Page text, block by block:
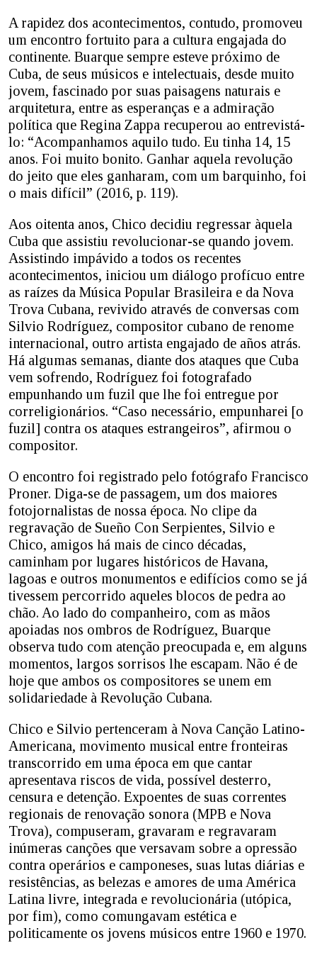
A rapidez dos acontecimentos, contudo, promoveu
um encontro fortuito para a cultura engajada do
continente. Buarque sempre esteve próximo de
Cuba, de seus músicos e intelectuais, desde muito
jovem, fascinado por suas paisagens naturais e
arquitetura, entre as esperanças e a admiração
política que Regina Zappa recuperou ao entrevistá-
lo: “Acompanhamos aquilo tudo. Eu tinha 14, 15
anos. Foi muito bonito. Ganhar aquela revolução
do jeito que eles ganharam, com um barquinho, foi
o mais difícil” (2016, p. 119).
Aos oitenta anos, Chico decidiu regressar àquela
Cuba que assistiu revolucionar-se quando jovem.
Assistindo impávido a todos os recentes
acontecimentos, iniciou um diálogo profícuo entre
as raízes da Música Popular Brasileira e da Nova
Trova Cubana, revivido através de conversas com
Silvio Rodríguez, compositor cubano de renome
internacional, outro artista engajado de años atrás.
Há algumas semanas, diante dos ataques que Cuba
vem sofrendo, Rodríguez foi fotografado
empunhando um fuzil que lhe foi entregue por
correligionários. “Caso necessário, empunharei [o
fuzil] contra os ataques estrangeiros”, afirmou o
compositor.
O encontro foi registrado pelo fotógrafo Francisco
Proner. Diga-se de passagem, um dos maiores
fotojornalistas de nossa época. No clipe da
regravação de Sueño Con Serpientes, Silvio e
Chico, amigos há mais de cinco décadas,
caminham por lugares históricos de Havana,
lagoas e outros monumentos e edifícios como se já
tivessem percorrido aqueles blocos de pedra ao
chão. Ao lado do companheiro, com as mãos
apoiadas nos ombros de Rodríguez, Buarque
observa tudo com atenção preocupada e, em alguns
momentos, largos sorrisos lhe escapam. Não é de
hoje que ambos os compositores se unem em
solidariedade à Revolução Cubana.
Chico e Silvio pertenceram à Nova Canção Latino-
Americana, movimento musical entre fronteiras
transcorrido em uma época em que cantar
apresentava riscos de vida, possível desterro,
censura e detenção. Expoentes de suas correntes
regionais de renovação sonora (MPB e Nova
Trova), compuseram, gravaram e regravaram
inúmeras canções que versavam sobre a opressão
contra operários e camponeses, suas lutas diárias e
resistências, as belezas e amores de uma América
Latina livre, integrada e revolucionária (utópica,
por fim), como comungavam estética e
politicamente os jovens músicos entre 1960 e 1970.